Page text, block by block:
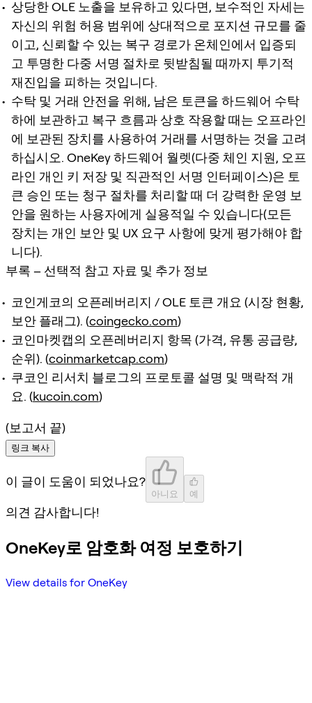
상당한 OLE 노출을 보유하고 있다면, 보수적인 자세는
자신의 위험 허용 범위에 상대적으로 포지션 규모를 줄
이고, 신뢰할 수 있는 복구 경로가 온체인에서 입증되
고 투명한 다중 서명 절차로 뒷받침될 때까지 투기적
재진입을 피하는 것입니다.
수탁 및 거래 안전을 위해, 남은 토큰을 하드웨어 수탁
하에 보관하고 복구 흐름과 상호 작용할 때는 오프라인
에 보관된 장치를 사용하여 거래를 서명하는 것을 고려
하십시오. OneKey 하드웨어 월렛(다중 체인 지원, 오프
라인 개인 키 저장 및 직관적인 서명 인터페이스)은 토
큰 승인 또는 청구 절차를 처리할 때 더 강력한 운영 보
안을 원하는 사용자에게 실용적일 수 있습니다(모든
장치는 개인 보안 및 UX 요구 사항에 맞게 평가해야 합
니다).
부록 – 선택적 참고 자료 및 추가 정보
코인게코의 오픈레버리지 / OLE 토큰 개요 (시장 현황,
보안 플래그). (coingecko.com)
코인마켓캡의 오픈레버리지 항목 (가격, 유통 공급량,
순위). (coinmarketcap.com)
쿠코인 리서치 블로그의 프로토콜 설명 및 맥락적 개
요. (kucoin.com)
(보고서 끝)
링크 복사
이 글이 도움이 되었나요?
아니요 예
의견 감사합니다!
OneKey로 암호화 여정 보호하기
View details for OneKey